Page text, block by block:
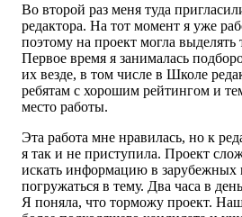
Во второй раз меня туда
редактора. На тот момент я уже
поэтому на проект могла выделять
Первое время я занималась
их везде, в том числе в Школе
ребятам с хорошим рейтингом и
место работы.
Эта работа мне нравилась, но к
я так и не приступила. Проект
искать информацию в зарубежных
погружаться в тему. Два часа в
Я поняла, что торможу проект.